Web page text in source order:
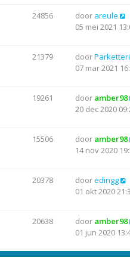
24856 door areule
05 mei 2021
21379 door
07 mar 2021
19261 door amber98
20 dec 2020
15506 door amber98
14 nov 2020
20378 dooredingg
01 okt 2020
20638 door amber98
01 jun 2020